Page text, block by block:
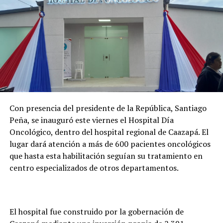
Con presencia del presidente de la República, Santiago
Peña, se inauguró este viernes el Hospital Día
Oncológico, dentro del hospital regional de Caazapá. El
lugar dará atención a más de 600 pacientes oncológicos
que hasta esta habilitación seguían su tratamiento en
centro especializados de otros departamentos.
El hospital fue construido por la gobernación de